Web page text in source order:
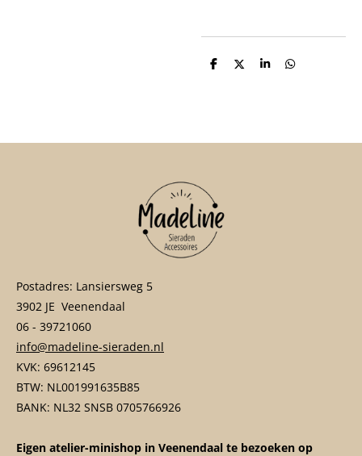
D
D
S
D
Postadres: Lansiersweg 5
3902 JE Veenendaal
06 - 39721060
info@madeline-sieraden.nl
KVK: 69612145
BTW: NL001991635B85
BANK: NL32 SNSB 0705766926
Eigen atelier-minishop in Veenendaal te bezoeken op